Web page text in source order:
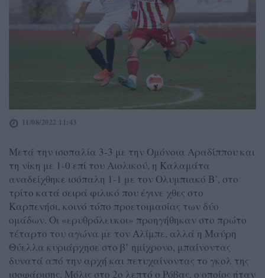
11/08/2022 11:43
Μετά την ισοπαλία 3-3 με την Ομόνοια Αραδίππου και
τη νίκη με 1-0 επί του Αιολικού, η Καλαμάτα
αναδείχθηκε ισόπαλη 1-1 με τον Ολυμπιακό Β’, στο
τρίτο κατά σειρά φιλικό που έγινε χθες στο
Καρπενήσι, κοινό τόπο προετοιμασίας των δύο
ομάδων. Οι «ερυθρόλευκοι» προηγήθηκαν στο πρώτο
τέταρτο του αγώνα με τον Αλίμπε, αλλά η Μαύρη
Θύελλα κυριάρχησε στο β’ ημίχρονο, μπαίνοντας
δυνατά από την αρχή και πετυχαίνοντας το γκολ της
ισοφάρισης. Μόλις στο 2ο λεπτό ο Ρόβας, ο οποίος ήταν